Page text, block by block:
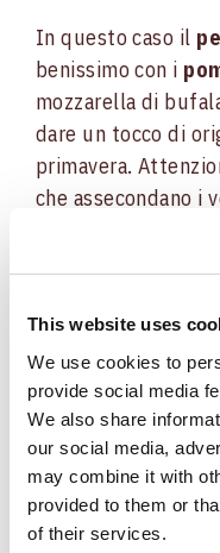
This website uses
We use cookies to
provide social media
We also share
our social media,
may combine it with
provided to them or
of their services.
In questo caso il
benissimo con i
mozzarella di
dare un tocco di
primavera.
che assecondano i
attitudini culinarie
in cucina del
dell'insalata vostra
Ovviamente
aglin ingredienti:
la vivacesenape,
il vostro piatto!